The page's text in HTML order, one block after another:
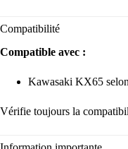
Compatibilité
Compatible avec :
Kawasaki KX65
Vérifie toujours la